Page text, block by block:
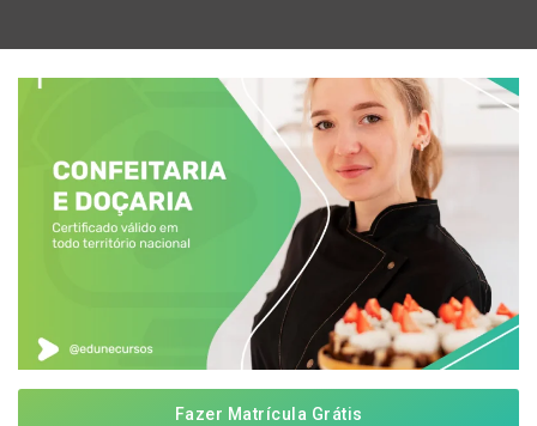
Fazer Matrícula Grátis